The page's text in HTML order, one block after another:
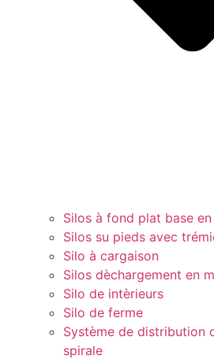
Silos à fond plat base
Silos su pieds avec
Silo à cargaison
Silos dèchargement en
Silo de intèrieurs
Silo de ferme
Système de distribution
spirale